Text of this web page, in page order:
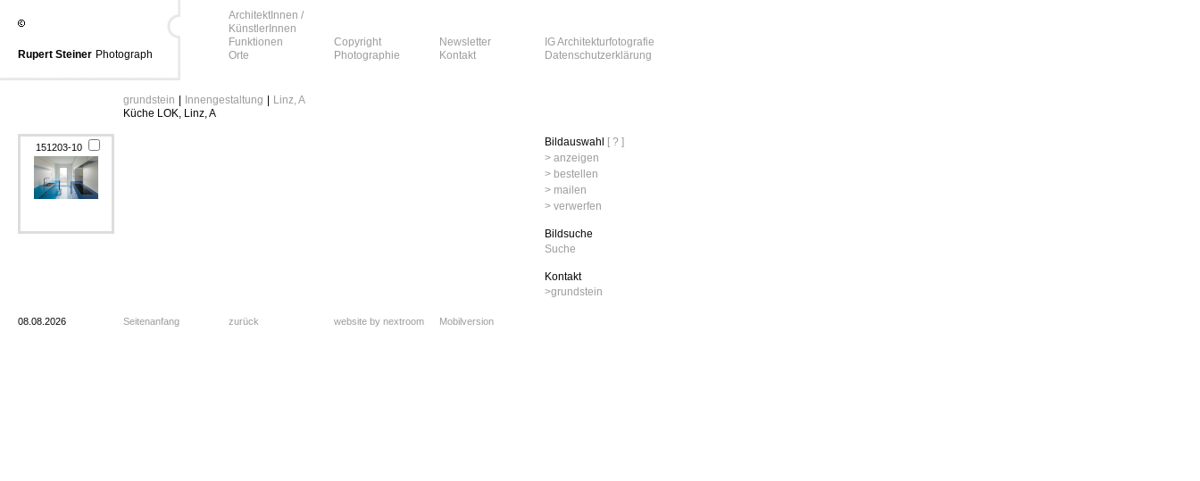
Rupert Steiner Photograph
ArchitektInnen /
KünstlerInnen
Funktionen
Orte
Copyright
Photographie
Newsletter
Kontakt
IG Architekturfotografie
Datenschutzerklärung
grundstein Innengestaltung
Linz, A
Küche LOK, Linz, A
151203-10 Bildauswahl
[ ? ]
> anzeigen
> bestellen
> mailen
> verwerfen
Bildsuche
Suche
Kontakt
>grundstein
08.08.2026 Seitenanfang zurück website by nextroom Mobilversion